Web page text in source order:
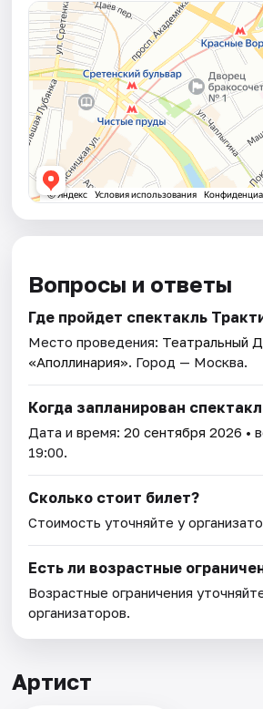
Вопросы и ответы
Где пройдет спектакль
Место проведения: Театральный
«Аполлинария». Город — Москва.
Когда запланирован
Дата и время:20 сентября 2026 •
19:00.
Сколько стоит билет?
Стоимость уточняйте у
Есть ли возрастные
Возрастные ограничения
организаторов.
Артист